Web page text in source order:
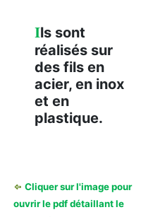
Ils sont
réalisés sur
des fils en
acier, en inox
et en
plastique.
Cliquer sur l'image pour
ouvrir le pdf détaillant le